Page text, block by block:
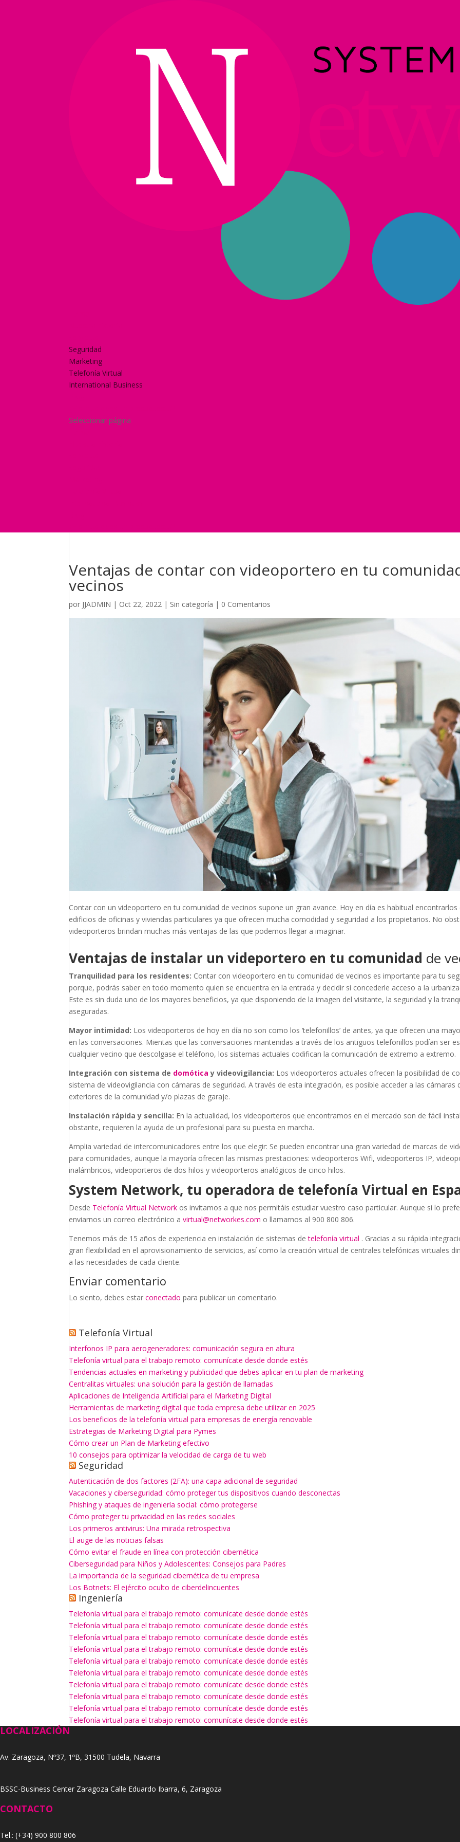
Seguridad
Marketing
Telefonía Virtual
International Business
Seleccionar página
Ventajas de contar con videoportero en tu
vecinos
por JJADMIN | Oct 22, 2022 | Sin categoría | 0 Comentarios
Contar con un videoportero en tu comunidad de vecinos supone un gran avance. Hoy en día es habitual
edificios de oficinas y viviendas particulares ya que ofrecen mucha comodidad y seguridad a los propietarios. No
videoporteros brindan muchas más ventajas de las que podemos llegar a imaginar.
Ventajas de instalar un videportero en tu comunidad de
Tranquilidad para los residentes: Contar con videoportero en tu comunidad de vecinos es importante para tu
porque, podrás saber en todo momento quien se encuentra en la entrada y decidir si concederle acceso a la
Este es sin duda uno de los mayores beneficios, ya que disponiendo de la imagen del visitante, la seguridad y la
aseguradas.
Mayor intimidad: Los videoporteros de hoy en día no son como los ‘telefonillos’ de antes, ya que ofrecen una
en las conversaciones. Mientas que las conversaciones mantenidas a través de los antiguos telefonillos podían ser
cualquier vecino que descolgase el teléfono, los sistemas actuales codifican la comunicación de extremo a extremo.
Integración con sistema de domótica y videovigilancia: Los videoporteros actuales ofrecen la posibilidad de
sistema de videovigilancia con cámaras de seguridad. A través de esta integración, es posible acceder a las cámaras
exteriores de la comunidad y/o plazas de garaje.
Instalación rápida y sencilla: En la actualidad, los videoporteros que encontramos en el mercado son de fácil
obstante, requieren la ayuda de un profesional para su puesta en marcha.
Amplia variedad de intercomunicadores entre los que elegir: Se pueden encontrar una gran variedad de marcas de
para comunidades, aunque la mayoría ofrecen las mismas prestaciones: videoporteros Wifi, videoporteros IP,
inalámbricos, videoporteros de dos hilos y videoporteros analógicos de cinco hilos.
System Network, tu operadora de telefonía Virtual en
Desde Telefonía Virtual Network os invitamos a que nos permitáis estudiar vuestro caso particular. Aunque si lo
enviarnos un correo electrónico avirtual@networkes.com o llamarnos al 900 800 806.
Tenemos más de 15 años de experiencia en instalación de sistemas detelefonía virtual . Gracias a su rápida
gran flexibilidad en el aprovisionamiento de servicios, así como la creación virtual de centrales telefónicas virtuales
a las necesidades de cada cliente.
Enviar comentario
Lo siento, debes estarconectado para publicar un comentario.
Telefonía Virtual
Interfonos IP para aerogeneradores: comunicación segura en altura
Telefonía virtual para el trabajo remoto: comunícate desde donde estés
Tendencias actuales en marketing y publicidad que debes aplicar en tu plan de marketing
Centralitas virtuales: una solución para la gestión de llamadas
Aplicaciones de Inteligencia Artificial para el Marketing Digital
Herramientas de marketing digital que toda empresa debe utilizar en 2025
Los beneficios de la telefonía virtual para empresas de energía renovable
Estrategias de Marketing Digital para Pymes
Cómo crear un Plan de Marketing efectivo
10 consejos para optimizar la velocidad de carga de tu web
Seguridad
Autenticación de dos factores (2FA): una capa adicional de seguridad
Vacaciones y ciberseguridad: cómo proteger tus dispositivos cuando desconectas
Phishing y ataques de ingeniería social: cómo protegerse
Cómo proteger tu privacidad en las redes sociales
Los primeros antivirus: Una mirada retrospectiva
El auge de las noticias falsas
Cómo evitar el fraude en línea con protección cibernética
Ciberseguridad para Niños y Adolescentes: Consejos para Padres
La importancia de la seguridad cibernética de tu empresa
Los Botnets: El ejército oculto de ciberdelincuentes
Ingeniería
Telefonía virtual para el trabajo remoto: comunícate desde donde estés
Telefonía virtual para el trabajo remoto: comunícate desde donde estés
Telefonía virtual para el trabajo remoto: comunícate desde donde estés
Telefonía virtual para el trabajo remoto: comunícate desde donde estés
Telefonía virtual para el trabajo remoto: comunícate desde donde estés
Telefonía virtual para el trabajo remoto: comunícate desde donde estés
Telefonía virtual para el trabajo remoto: comunícate desde donde estés
Telefonía virtual para el trabajo remoto: comunícate desde donde estés
Telefonía virtual para el trabajo remoto: comunícate desde donde estés
Telefonía virtual para el trabajo remoto: comunícate desde donde estés
LOCALIZACIÓN
Av. Zaragoza, Nº37, 1ºB, 31500 Tudela, Navarra
BSSC-Business Center Zaragoza Calle Eduardo Ibarra, 6, Zaragoza
CONTACTO
Tel.: (+34) 900 800 806